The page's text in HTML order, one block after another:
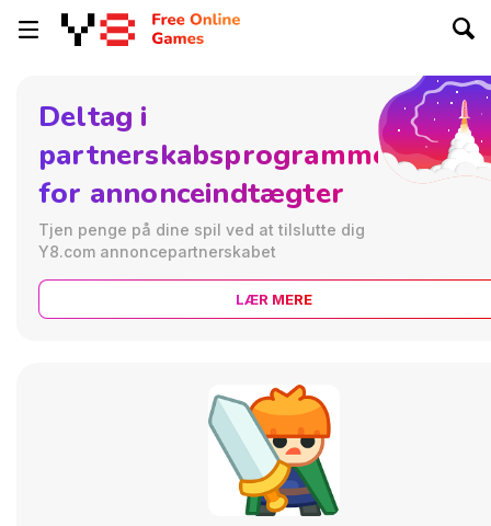
Deltag i
partnerskabsprogrammet
for annonceindtægter
Tjen penge på dine spil ved at tilslutte dig
Y8.com annoncepartnerskabet
LÆR MERE